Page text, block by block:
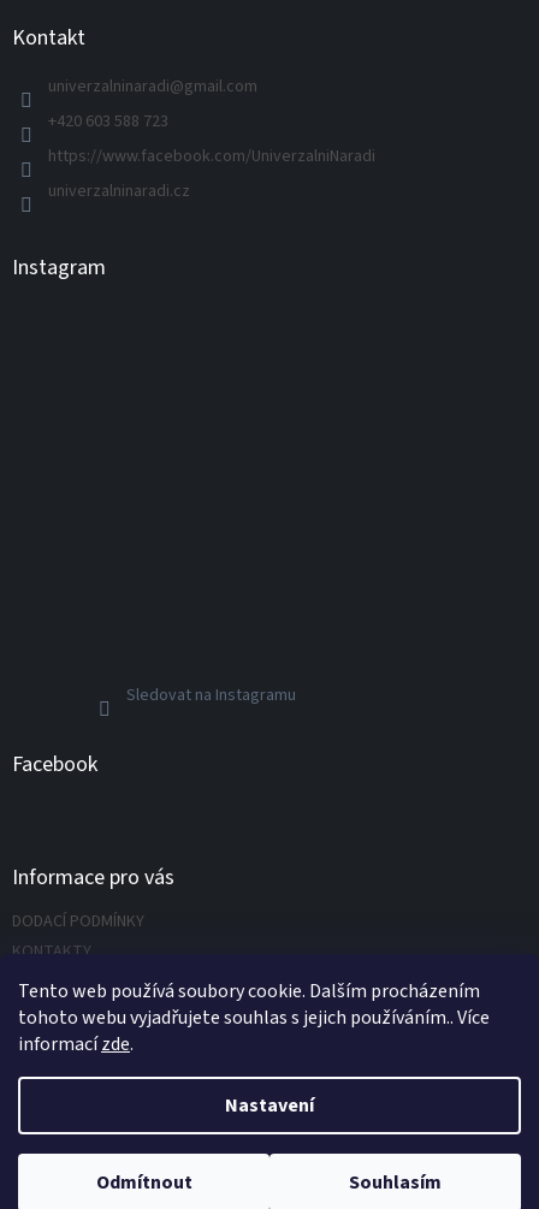
Tento web používá soubory cookie. Dalším procházením
tohoto webu vyjadřujete souhlas s jejich používáním.. Více
informacízde.
Nastavení
Odmítnout Souhlasím
Kontakt
univerzalninaradi@gmail.com
+420 603 588 723
https://www.facebook.com/UniverzalniNaradi
univerzalninaradi.cz
Instagram
Sledovat na Instagramu
Facebook
Informace pro vás
DODACÍ PODMÍNKY
KONTAKTY
Napište nám
Copyright 2026UNIVERZÁLNÍ NÁŘADÍ.CZ s.r.o.. Všechna práva
vyhrazena.